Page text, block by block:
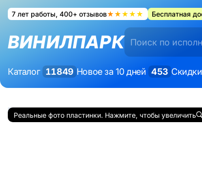
7 лет работы, 400+ отзывов★★★★★ Бесплатная
ВИНИЛПАРК
Каталог 11849 Новое за 10 дней 453 Скидки
Реальные фото пластинки. Нажмите, чтобы увеличить